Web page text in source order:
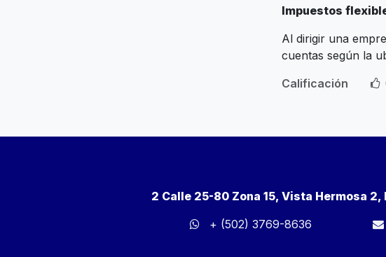
Impuestos
Al dirigir una
cuentas según la
Calificación
2 Calle 25-80 Zona 15, Vista Hermosa
+ (502) 3769-8636